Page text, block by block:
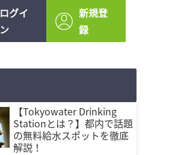
ログイ
ン
新規登
録
【Tokyowater Drinking
Stationとは？】都内で話題
の無料給水スポットを徹底
解説！